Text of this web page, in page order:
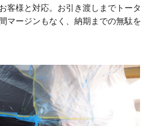
客様と対応。お引き渡しまでトータ
マージンもなく、納期までの無駄を